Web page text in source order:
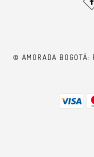
© AMORADA BOGOTÁ: